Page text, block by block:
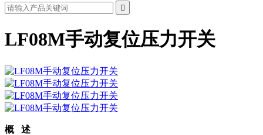

LF08M手动复位压力开关
概 述